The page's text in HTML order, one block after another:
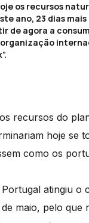
os recursos
ano, 23 dias
de agora a
recursos do
hoje se
como os
atingiu o
maio, pelo que